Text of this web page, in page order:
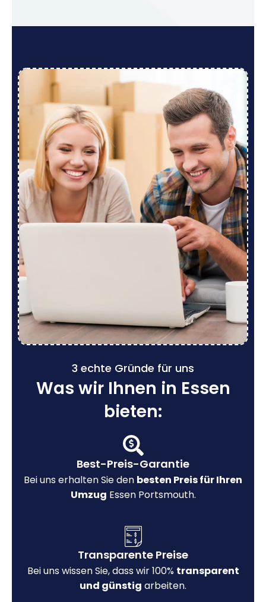
3 echte Gründe für uns
Was wir Ihnen in Essen
bieten:
Best-Preis-Garantie
Bei uns erhalten Sie den besten Preis für Ihren
Umzug Essen Portsmouth.
Transparente Preise
Bei uns wissen Sie, dass wir 100% transparent
und günstig arbeiten.